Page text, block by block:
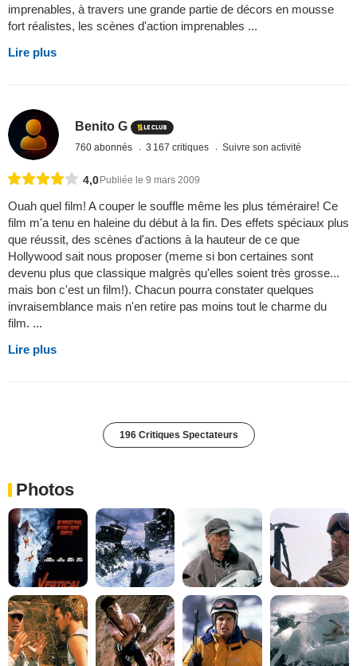
imprenables, à travers une grande partie de décors en mousse
fort réalistes, les scènes d'action imprenables ...
Lire plus
Benito G
760 abonnés 3 167 critiques Suivre son activité
4,0 Publiée le 9 mars 2009
Ouah quel film! A couper le souffle même les plus téméraire! Ce
film m'a tenu en haleine du début à la fin. Des effets spéciaux plus
que réussit, des scènes d'actions à la hauteur de ce que
Hollywood sait nous proposer (meme si bon certaines sont
devenu plus que classique malgrès qu'elles soient très grosse...
mais bon c'est un film!). Chacun pourra constater quelques
invraisemblance mais n'en retire pas moins tout le charme du
film. ...
Lire plus
196 Critiques Spectateurs
Photos